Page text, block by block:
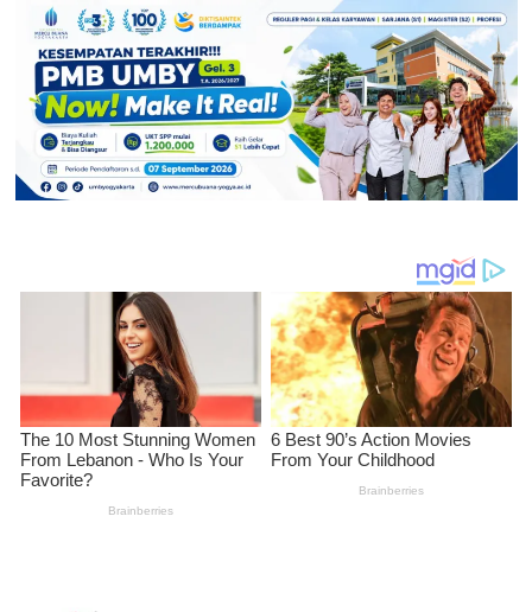
Berkilau,
Inflasi
Yogya
0,07
%
pos